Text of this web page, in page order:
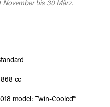
November bis 30 März.
cc
model: Twin-Cooled™